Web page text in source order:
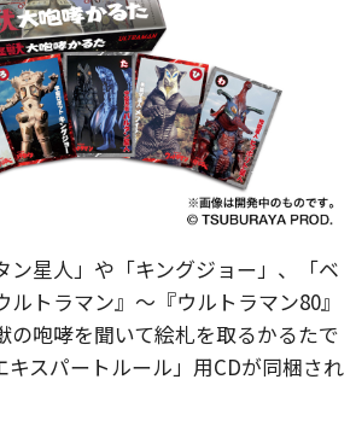
ン星人」や「キングジョー」、「ベ
トラマン』～『ウルトラマン80』
の咆哮を聞いて絵札を取るかるたで
キスパートルール」用CDが同梱され